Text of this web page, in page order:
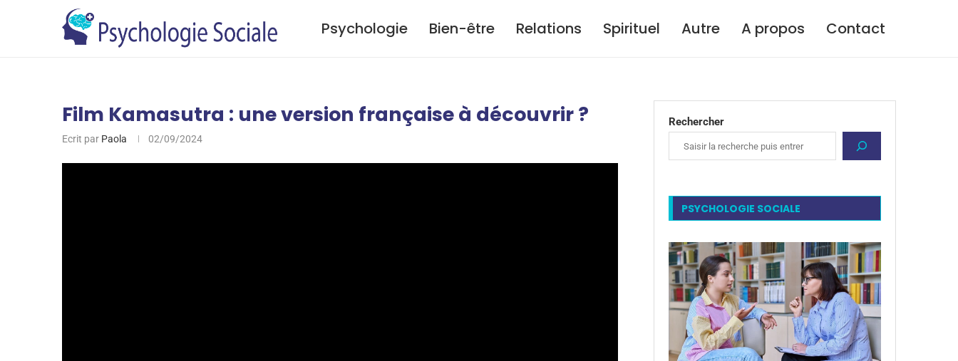
Psychologie Bien-être Relations Spirituel Autre A propos Contact
Film Kamasutra : une version française à découvrir ?
Ecrit par Paola 02/09/2024
Rechercher
PSYCHOLOGIE SOCIALE